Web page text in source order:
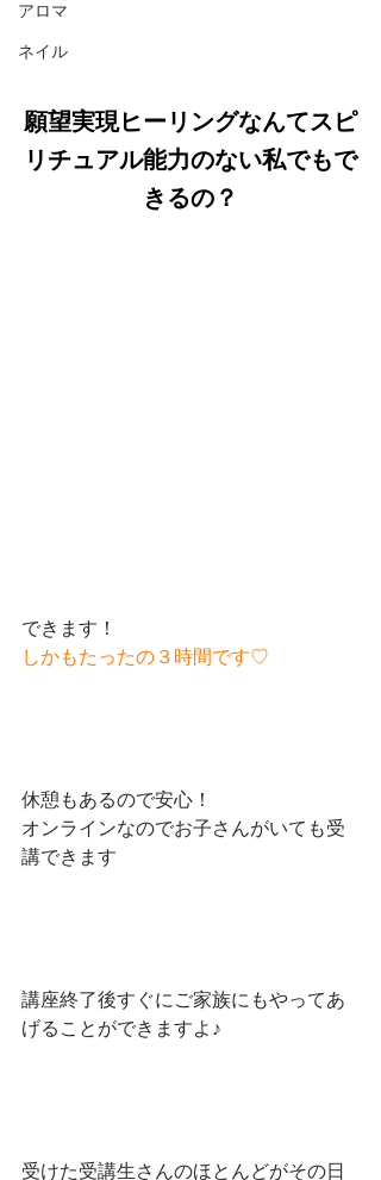
アロマ
ネイル
願望実現ヒーリングなんてスピ
リチュアル能力のない私でもで
きるの？
できます！
しかもたったの３時間です♡
休憩もあるので安心！
オンラインなのでお子さんがいても受
講できます
講座終了後すぐにご家族にもやってあ
げることができますよ♪
受けた受講生さんのほとんどがその日